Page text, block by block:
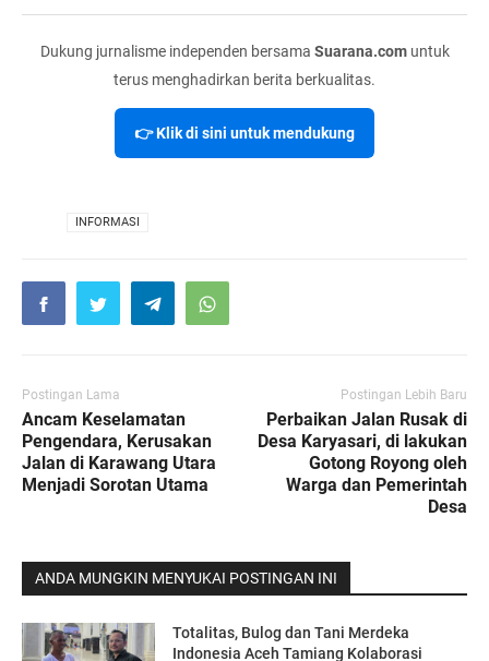
Dukung jurnalisme independen bersama Suarana.comuntuk
terus menghadirkan berita berkualitas.
👉 Klik di sini untuk mendukung
INFORMASI
Postingan Lama
Ancam Keselamatan
Pengendara, Kerusakan
Jalan di Karawang Utara
Menjadi Sorotan Utama
Postingan Lebih Baru
Perbaikan Jalan Rusak di
Desa Karyasari, di lakukan
Gotong Royong oleh
Warga dan Pemerintah
Desa
ANDA MUNGKIN MENYUKAI POSTINGAN INI
Totalitas, Bulog dan Tani Merdeka
Indonesia Aceh Tamiang Kolaborasi